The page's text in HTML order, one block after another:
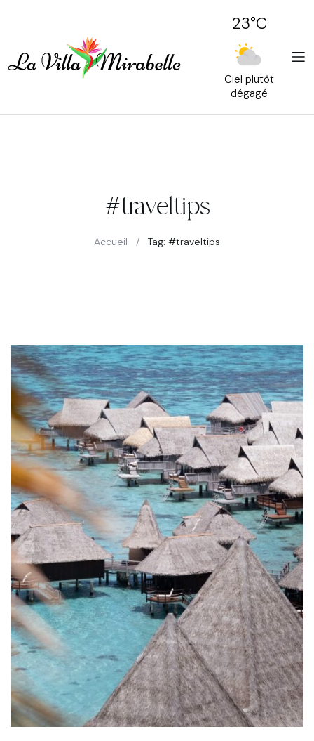
23°C
Ciel plutôt
dégagé
#traveltips
Accueil / Tag: #traveltips